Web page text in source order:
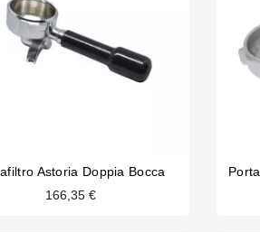
Astoria Doppia Bocca
166,35 €